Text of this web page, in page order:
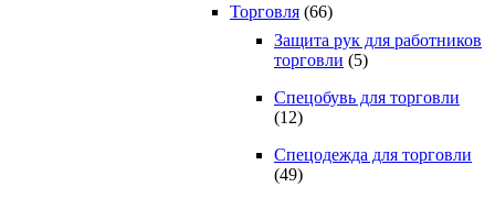
Торговля (66)
Защита рук для работников
торговли (5)
Спецобувь для торговли
(12)
Спецодежда для торговли
(49)